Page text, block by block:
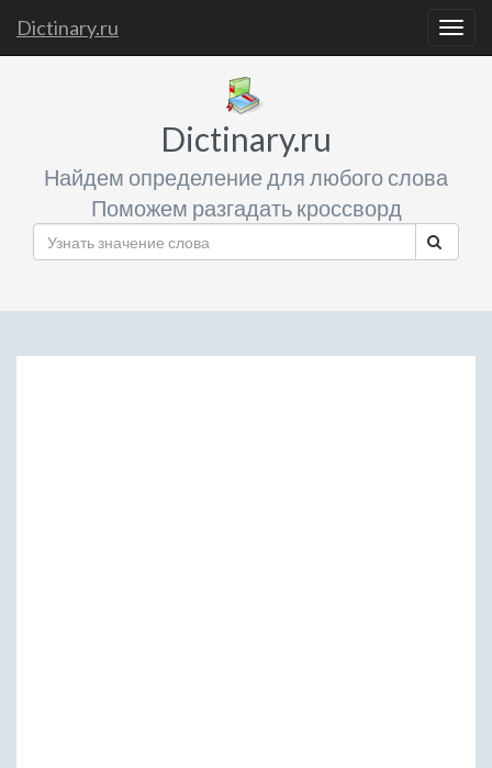
Dictinary.ru
Dictinary.ru
Найдем определение для любого слова
Поможем разгадать кроссворд